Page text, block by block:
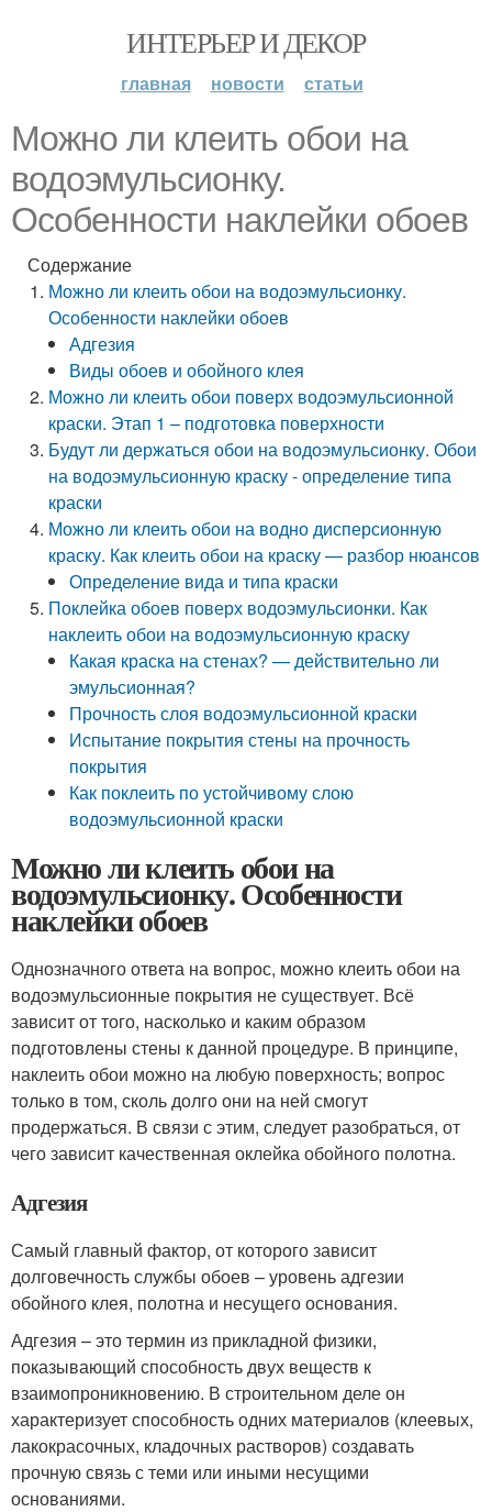
ИНТЕРЬЕР И ДЕКОР
главная новости статьи
Можно ли клеить обои на
водоэмульсионку.
Особенности наклейки обоев
Содержание
Можно ли клеить обои на водоэмульсионку.
Особенности наклейки обоев
Адгезия
Виды обоев и обойного клея
Можно ли клеить обои поверх водоэмульсионной
краски. Этап 1 – подготовка поверхности
Будут ли держаться обои на водоэмульсионку. Обои
на водоэмульсионную краску - определение типа
краски
Можно ли клеить обои на водно дисперсионную
краску. Как клеить обои на краску — разбор нюансов
Определение вида и типа краски
Поклейка обоев поверх водоэмульсионки. Как
наклеить обои на водоэмульсионную краску
Какая краска на стенах? — действительно ли
эмульсионная?
Прочность слоя водоэмульсионной краски
Испытание покрытия стены на прочность
покрытия
Как поклеить по устойчивому слою
водоэмульсионной краски
Можно ли клеить обои на
водоэмульсионку. Особенности
наклейки обоев
Однозначного ответа на вопрос, можно клеить обои на
водоэмульсионные покрытия не существует. Всё
зависит от того, насколько и каким образом
подготовлены стены к данной процедуре. В принципе,
наклеить обои можно на любую поверхность; вопрос
только в том, сколь долго они на ней смогут
продержаться. В связи с этим, следует разобраться, от
чего зависит качественная оклейка обойного полотна.
Адгезия
Самый главный фактор, от которого зависит
долговечность службы обоев – уровень адгезии
обойного клея, полотна и несущего основания.
Адгезия – это термин из прикладной физики,
показывающий способность двух веществ к
взаимопроникновению. В строительном деле он
характеризует способность одних материалов (клеевых,
лакокрасочных, кладочных растворов) создавать
прочную связь с теми или иными несущими
основаниями.